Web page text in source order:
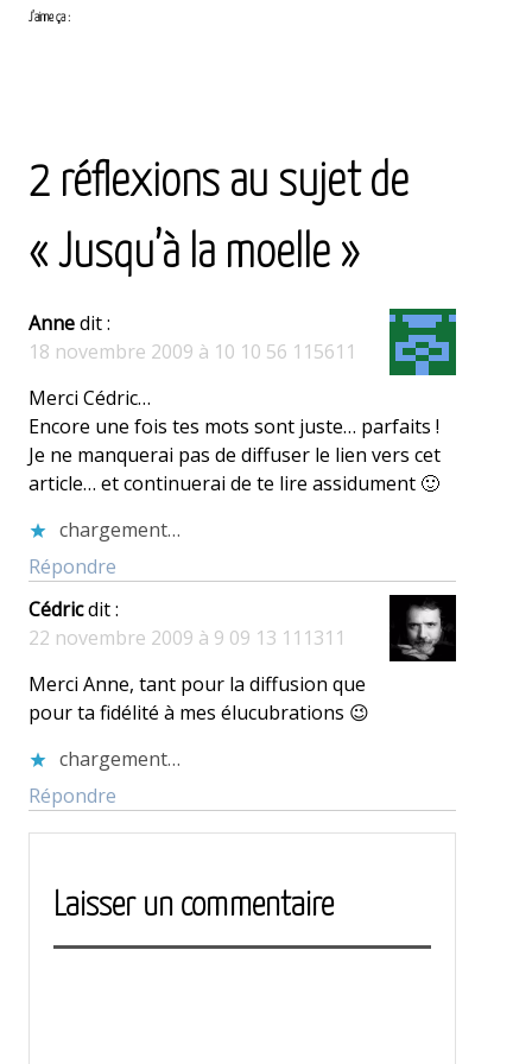
J’aime ça :
article
précédent
2 réflexions au sujet de
« Jusqu’à la moelle »
Annedit :
18 novembre 2009 à 10 10 56 115611
Merci Cédric…
Encore une fois tes mots sont juste… parfaits !
Je ne manquerai pas de diffuser le lien vers cet
article… et continuerai de te lire assidument 🙂
chargement…
Répondre
Cédricdit :
22 novembre 2009 à 9 09 13 111311
Merci Anne, tant pour la diffusion que
pour ta fidélité à mes élucubrations 😉
chargement…
Répondre
Laisser un commentaire